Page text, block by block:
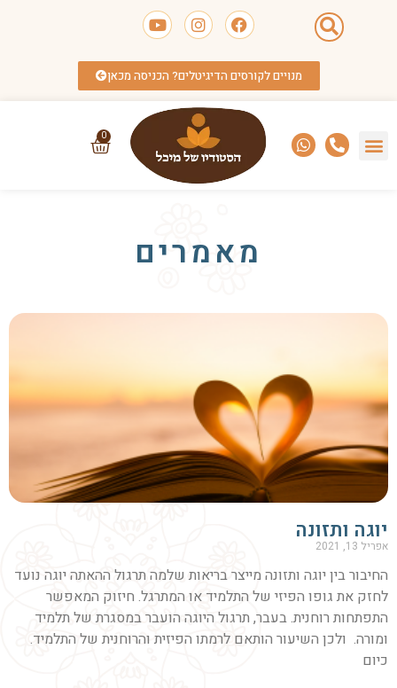
מנויים לקורסים הדיגיטלים? הכניסה מכאן
0
מאמרים
יוגה ותזונה
אפריל 13, 2021
החיבור בין יוגה ותזונה מייצר בריאות שלמה תרגול ההאתה יוגה נועד
לחזק את גופו הפיזי של התלמיד או המתרגל. חיזוק המאפשר
התפתחות רוחנית. בעבר, תרגול היוגה הועבר במסגרת של תלמיד
ומורה. ולכן השיעור הותאם לרמתו הפיזית והרוחנית של התלמיד.
כיום